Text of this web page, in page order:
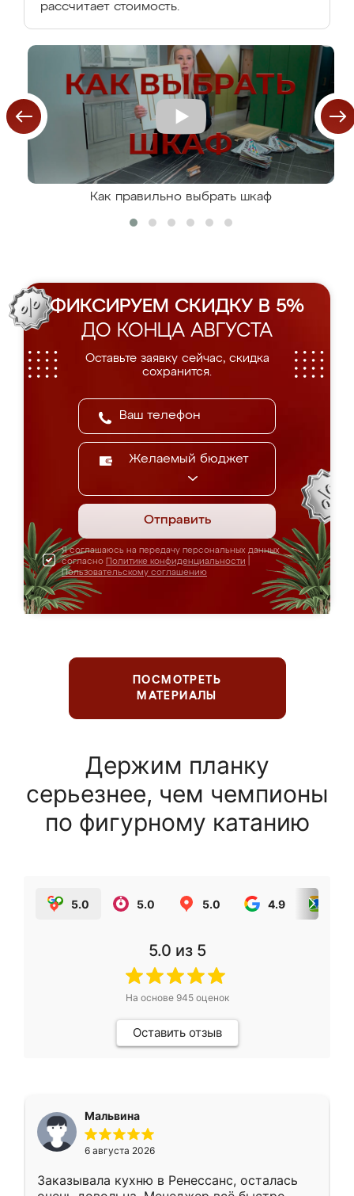
рассчитает стоимость.
Как правильно выбрать шкаф
ФИКСИРУЕМ СКИДКУ В 5%
ДО КОНЦА АВГУСТА
Оставьте заявку сейчас, скидка
сохранится.
Желаемый бюджет
Отправить
Я соглашаюсь на передачу персональных данных
согласно Политике конфиденциальности
Пользовательскому соглашению
ПОСМОТРЕТЬ
МАТЕРИАЛЫ
Держим планку
серьезнее, чем чемпионы
по фигурному катанию
5.0 5.0 5.0 4.9
5.0 из 5
На основе 945оценок
Оставить отзыв
Мальвина
6 августа 2026
Заказывала кухню в Ренессанс, осталась